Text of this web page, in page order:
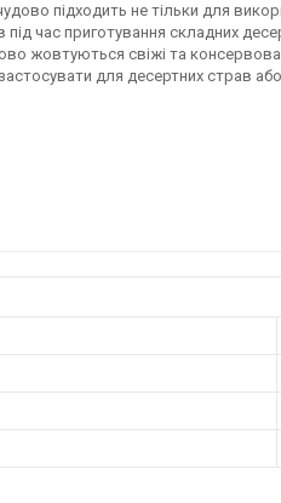
підходить не тільки для
під час приготування складних
жовтуються свіжі та
для десертних страв